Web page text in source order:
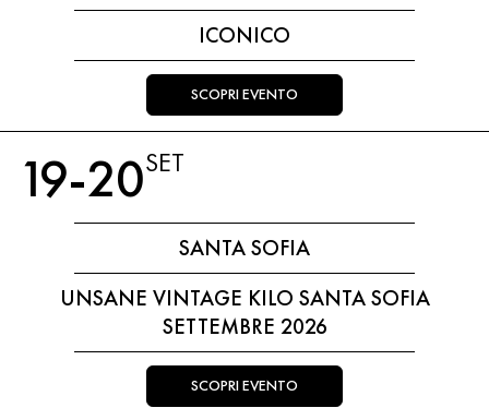
ICONICO
SCOPRI EVENTO
19-20SET
SANTA SOFIA
UNSANE VINTAGE KILO SANTA SOFIA
SETTEMBRE 2026
SCOPRI EVENTO